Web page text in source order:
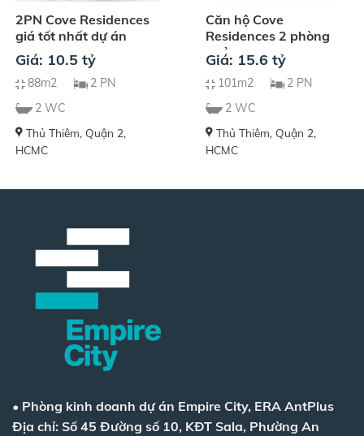
2PN Cove Residences
giá tốt nhất dự án
Giá: 10.5 tỷ
88m2
2 PN
2 WC
Thủ Thiêm, Quận 2,
HCMC
Căn hộ Cove
Residences 2 phòng
ngủ
Giá: 15.6 tỷ
101m2
2 PN
2 WC
Thủ Thiêm, Quận 2,
HCMC
• Phòng kinh doanh dự án Empire City, ERA AntPlus
Địa chỉ: Số 45 Đường số 10, KĐT Sala, Phường An